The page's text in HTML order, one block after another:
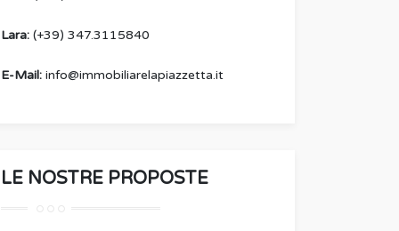
Lara: (+39) 347.3115840
E-Mail: info@immobiliarelapiazzetta.it
LE NOSTRE PROPOSTE